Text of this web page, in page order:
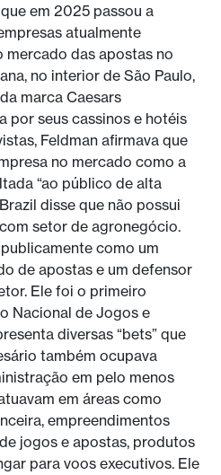
em 2025 passou a
atualmente
mercado das apostas no
no interior de São Paulo,
marca Caesars
por seus cassinos e hotéis
Feldman afirmava que
no mercado como a
“ao público de alta
disse que não possui
setor de agronegócio.
como um
de apostas e um defensor
Ele foi o primeiro
Nacional de Jogos e
diversas “bets” que
também ocupava
em pelo menos
em áreas como
empreendimentos
jogos e apostas, produtos
para voos executivos. Ele